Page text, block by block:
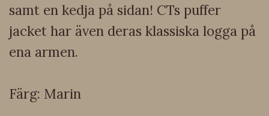
samt en kedja på sidan! CTs puffer
jacket har även deras klassiska logga på
ena armen.
Färg: Marin